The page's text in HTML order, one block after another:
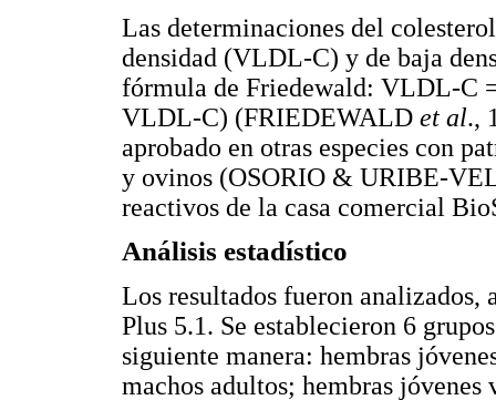
Las determinaciones del
densidad (VLDL-C) y de baja
fórmula de Friedewald: VLDL-C
VLDL-C) (FRIEDEWALD et al.,
aprobado en otras especies con
y ovinos (OSORIO & URIBE-
reactivos de la casa comercial
Análisis estadístico
Los resultados fueron analizados,
Plus 5.1. Se establecieron 6
siguiente manera: hembras
machos adultos; hembras jóvenes